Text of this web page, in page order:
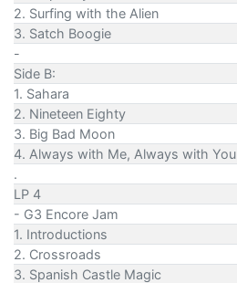
2. Surfing with the Alien
3. Satch Boogie
-
Side B:
1. Sahara
2. Nineteen Eighty
3. Big Bad Moon
4. Always with Me, Always with You
.
LP 4
- G3 Encore Jam
1. Introductions
2. Crossroads
3. Spanish Castle Magic